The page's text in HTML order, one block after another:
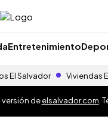
Entretenimiento
El Salvador Viviendas
versión deelsalvador.com .